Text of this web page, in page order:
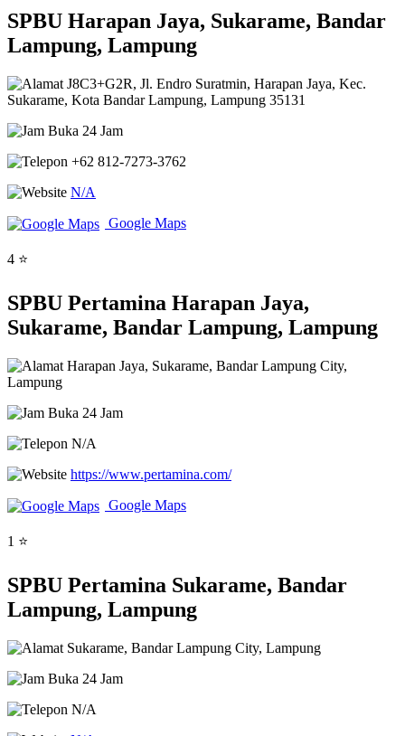
SPBU Harapan Jaya, Sukarame, Bandar
Lampung, Lampung
J8C3+G2R, Jl. Endro Suratmin, Harapan Jaya, Kec.
Sukarame, Kota Bandar Lampung, Lampung 35131
Buka 24 Jam
+62 812-7273-3762
N/A
Google Maps
4 ⭐
SPBU Pertamina Harapan Jaya,
Sukarame, Bandar Lampung, Lampung
Harapan Jaya, Sukarame, Bandar Lampung City,
Lampung
Buka 24 Jam
N/A
https://www.pertamina.com/
Google Maps
1 ⭐
SPBU Pertamina Sukarame, Bandar
Lampung, Lampung
Sukarame, Bandar Lampung City, Lampung
Buka 24 Jam
N/A